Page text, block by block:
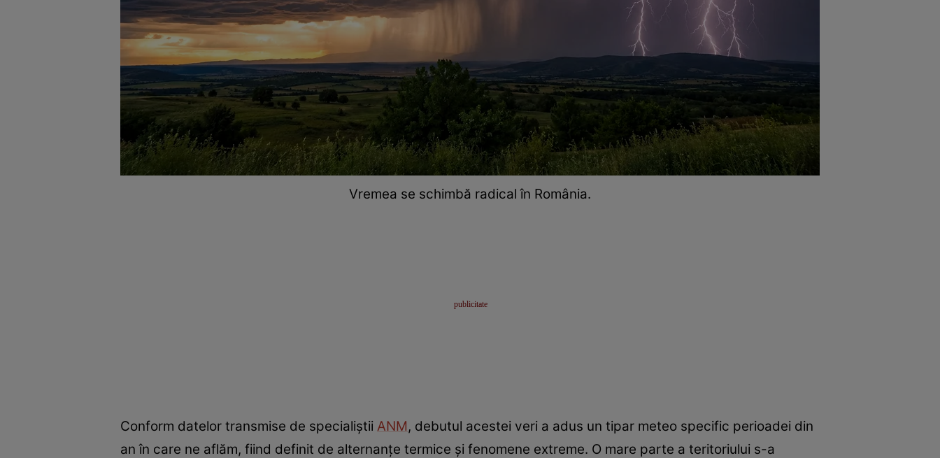
Vremea se schimbă radical în România.
Conform datelor transmise de specialiștii ANM, debutul acestei veri a adus un tipar meteo specific perioadei din
an în care ne aflăm, fiind definit de alternanțe termice și fenomene extreme. O mare parte a teritoriului s-a